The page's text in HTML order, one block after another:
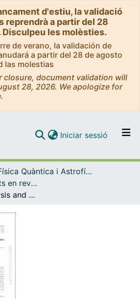
d'estiu, la validació
reprendrà a partir del 28
Disculpeu les molèsties.
de verano, la validación de
a partir del 28 de agosto
las molestias
closure, document validation will
28, 2026. We apologize for
Navega per tot el DD
Com publicar
Iniciar sessió (current)
Física Quàntica i Astrofísica
Articles publicats en revistes (Física Quàntica i Astrofísica)
Amplitude analysis and branching fraction measurement of B+ → D∗−D+ s π + decays